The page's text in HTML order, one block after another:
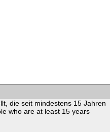
die seit mindestens 15 Jahren
who are at least 15 years